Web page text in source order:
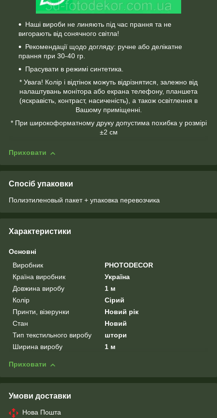
Наші вироби не линяють під час прання та не
вигорають від сонячного світла!
Рекомендації щодо догляду: ручне або делікатне
прання при 30-40 гр.
Прасувати в режимі синтетика.
* Увага! Колір і відтінок можуть відрізнятися, залежно від
налаштувань монітора або екрана телефону, планшета
(яскравість, контраст, насиченість), а також освітлення в
Вашому приміщенні.
* При широкоформатному друку допустима похибка у розмірі
±2 см
Приховати
Спосіб упаковки
Полиэтиленовый пакет + упаковка перевозчика
Характеристики
Основні
Виробник
PHOTODECOR
Країна виробник
Україна
Довжина виробу
1 м
Колір
Сірий
Принти, візерунки
Новий рік
Стан
Новий
Тип текстильного виробу
штори
Ширина виробу
1 м
Приховати
Умови доставки
Нова Пошта